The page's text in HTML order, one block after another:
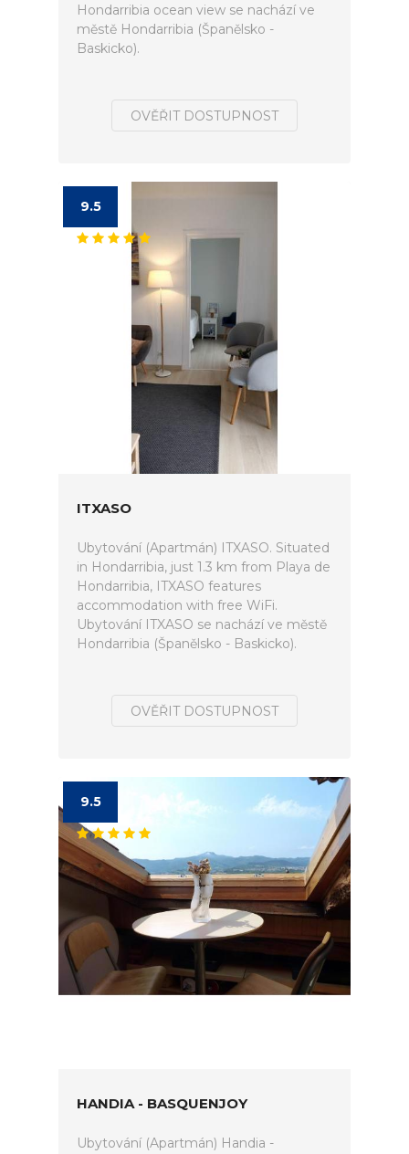
Hondarribia ocean view se nachází ve
městě Hondarribia (Španělsko -
Baskicko).
OVĚŘIT DOSTUPNOST
9.5
ITXASO
Ubytování (Apartmán) ITXASO. Situated
in Hondarribia, just 1.3 km from Playa de
Hondarribia, ITXASO features
accommodation with free WiFi.
Ubytování ITXASO se nachází ve městě
Hondarribia (Španělsko - Baskicko).
OVĚŘIT DOSTUPNOST
9.5
HANDIA - BASQUENJOY
Ubytování (Apartmán) Handia -